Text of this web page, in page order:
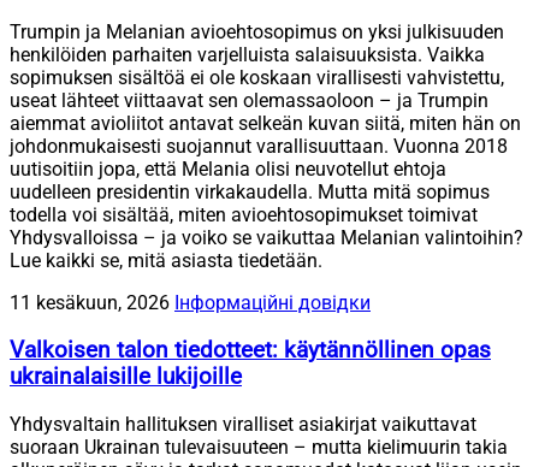
Trumpin ja Melanian avioehtosopimus on yksi julkisuuden
henkilöiden parhaiten varjelluista salaisuuksista. Vaikka
sopimuksen sisältöä ei ole koskaan virallisesti vahvistettu,
useat lähteet viittaavat sen olemassaoloon – ja Trumpin
aiemmat avioliitot antavat selkeän kuvan siitä, miten hän on
johdonmukaisesti suojannut varallisuuttaan. Vuonna 2018
uutisoitiin jopa, että Melania olisi neuvotellut ehtoja
uudelleen presidentin virkakaudella. Mutta mitä sopimus
todella voi sisältää, miten avioehtosopimukset toimivat
Yhdysvalloissa – ja voiko se vaikuttaa Melanian valintoihin?
Lue kaikki se, mitä asiasta tiedetään.
11 kesäkuun, 2026 Інформаційні довідки
Valkoisen talon tiedotteet: käytännöllinen opas
ukrainalaisille lukijoille
Yhdysvaltain hallituksen viralliset asiakirjat vaikuttavat
suoraan Ukrainan tulevaisuuteen – mutta kielimuurin takia